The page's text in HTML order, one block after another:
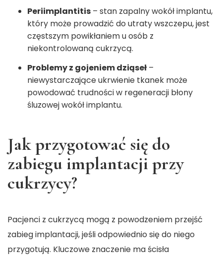
Periimplantitis – stan zapalny wokół implantu,
który może prowadzić do utraty wszczepu, jest
częstszym powikłaniem u osób z
niekontrolowaną cukrzycą.
Problemy z gojeniem dziąseł –
niewystarczające ukrwienie tkanek może
powodować trudności w regeneracji błony
śluzowej wokół implantu.
Jak przygotować się do
zabiegu implantacji przy
cukrzycy?
Pacjenci z cukrzycą mogą z powodzeniem przejść
zabieg implantacji, jeśli odpowiednio się do niego
przygotują. Kluczowe znaczenie ma ścisła